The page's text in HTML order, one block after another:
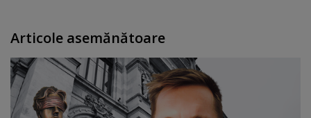
Articole asemănătoare